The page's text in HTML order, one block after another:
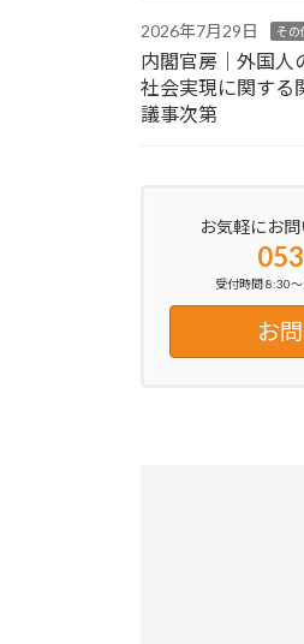
2026年7月29日 その
内閣官房｜外国人
社会実現に関する
議事次第
お気軽にお問
受付時間 8:30
お